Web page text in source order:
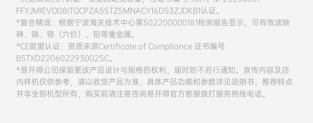
FFYJMIEVO08ITQCPZA5STZ5MNACY16D53ZJDKB1认证。
*复合精滤：根据宁波海关技术中心第502200000181检测报告显示，可有效滤除
砷、镉、铬（六价）、铅等重金属。
*CE欧盟认证：资质来源Certificate of Compliance 证书编号
BSTXD220602293002SC。
*易开得公司保留更改产品设计与规格的权利，届时恕不另行通知。宣传内容及店
内样机仅供参考，请以收货产品为准，具体产品功能和参数详见说明书；推荐特点
并非全部机型所有，购买前请注意咨询易开得官方客服拨打服务热线电话。